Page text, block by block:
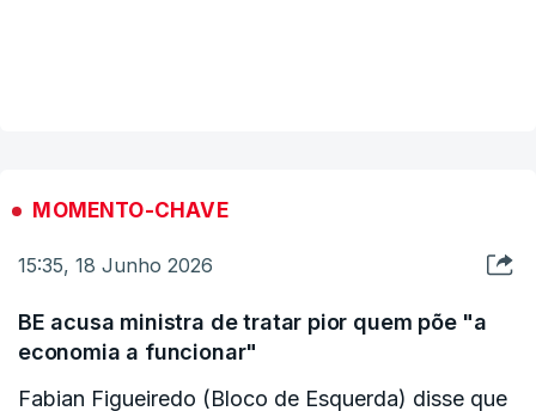
acrescentou: “Esta reforma não nasce de uma
relatórios internacionais de 2024 como da OCDE,
MOMENTO-CHAVE
15:35, 18 Junho 2026
BE acusa ministra de tratar pior quem põe "a
economia a funcionar"
Fabian Figueiredo (Bloco de Esquerda) disse que